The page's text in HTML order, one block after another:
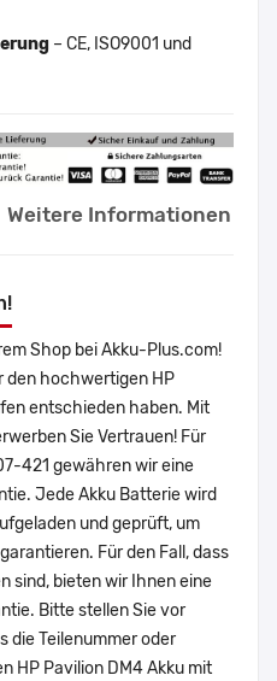
– CE, ISO9001 und
Weitere Informationen
Shop bei Akku-Plus.com!
den hochwertigen HP
entschieden haben. Mit
Sie Vertrauen! Für
421 gewähren wir eine
Jede Akku Batterie wird
und geprüft, um
Für den Fall, dass
sind, bieten wir Ihnen eine
Bitte stellen Sie vor
die Teilenummer oder
HP Pavilion DM4 Akku mit